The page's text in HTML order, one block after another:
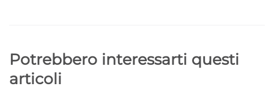
Potrebbero interessarti questi
articoli